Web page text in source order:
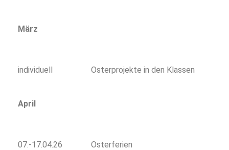
März
individuell Osterprojekte in den Klassen
April
07.-17.04.26 Osterferien